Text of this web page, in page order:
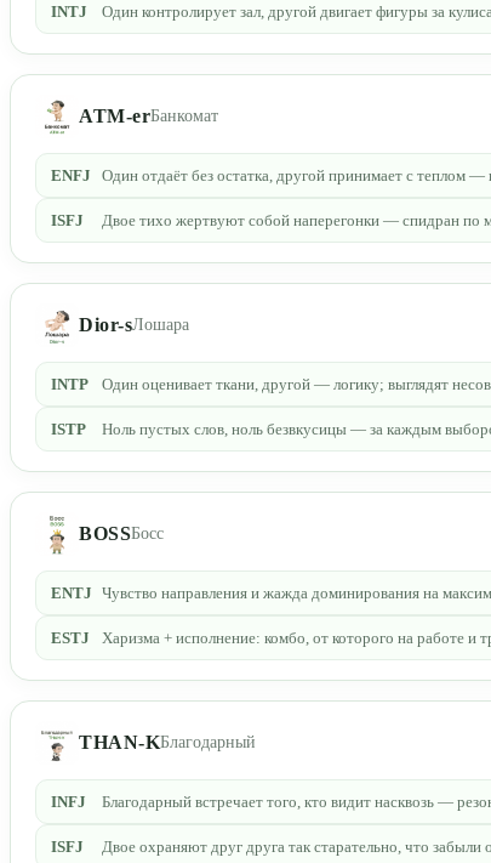
INTJ Один контролирует зал, другой двигает фигуры за
ATM-erБанкомат
ENFJ Один отдаёт без остатка, другой принимает с теплом
ISFJ Двое тихо жертвуют собой наперегонки — спидран по
Dior-sЛошара
INTP Один оценивает ткани, другой — логику; выглядят
ISTP Ноль пустых слов, ноль безвкусицы — за каждым
BOSSБосс
ENTJ Чувство направления и жажда доминирования на
ESTJ Харизма + исполнение: комбо, от которого на работе и
THAN-KБлагодарный
INFJ Благодарный встречает того, кто видит насквозь —
ISFJ Двое охраняют друг друга так старательно, что забыли